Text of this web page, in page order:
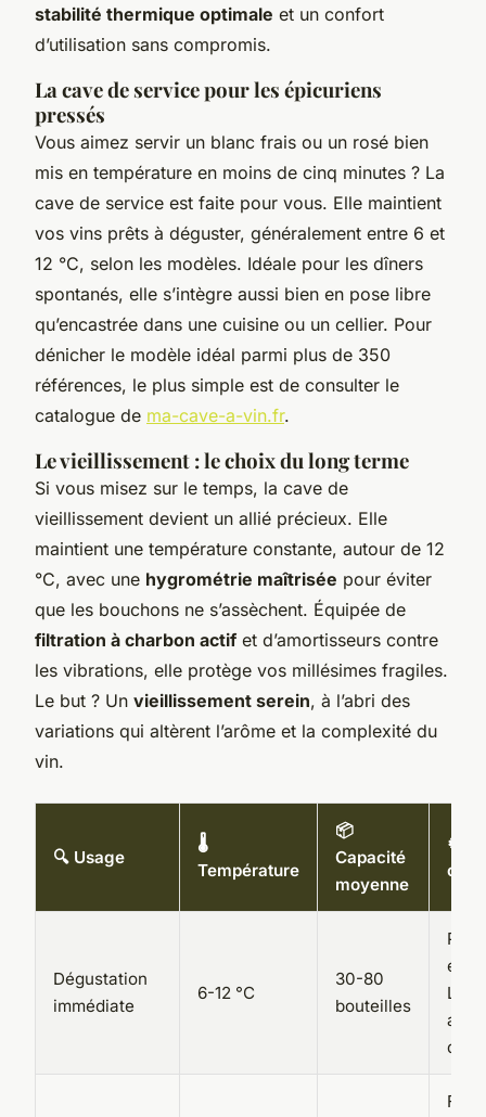
stabilité thermique optimale et un confort
d’utilisation sans compromis.
La cave de service pour les épicuriens
pressés
Vous aimez servir un blanc frais ou un rosé bien
mis en température en moins de cinq minutes ? La
cave de service est faite pour vous. Elle maintient
vos vins prêts à déguster, généralement entre 6 et
12 °C, selon les modèles. Idéale pour les dîners
spontanés, elle s’intègre aussi bien en pose libre
qu’encastrée dans une cuisine ou un cellier. Pour
dénicher le modèle idéal parmi plus de 350
références, le plus simple est de consulter le
catalogue de ma-cave-a-vin.fr.
Le vieillissement : le choix du long terme
Si vous misez sur le temps, la cave de
vieillissement devient un allié précieux. Elle
maintient une température constante, autour de 12
°C, avec une hygrométrie maîtrisée pour éviter
que les bouchons ne s’assèchent. Équipée de
filtration à charbon actif et d’amortisseurs contre
les vibrations, elle protège vos millésimes fragiles.
Le but ? Un vieillissement serein, à l’abri des
variations qui altèrent l’arôme et la complexité du
vin.
🔍 Usage
🌡️
Température
📦
Capacité
moyenne
⚙️
clés
Dégustation
immédiate
6-12 °C
30-80
bouteilles
LED,